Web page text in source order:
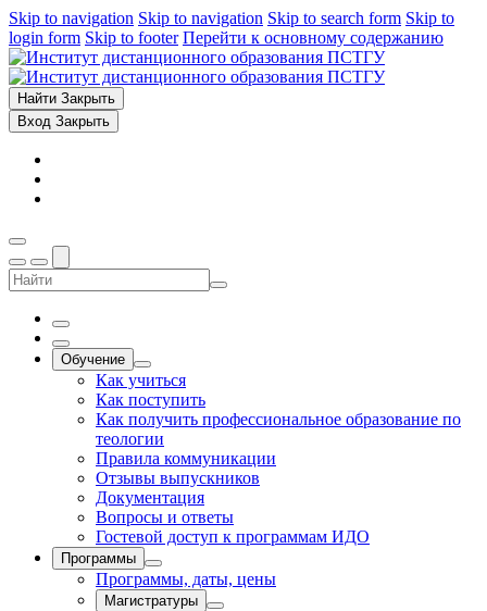
Skip to navigation Skip to navigation Skip to search form Skip to
login form Skip to footer Перейти к основному содержанию
Найти Закрыть
Вход Закрыть
Обучение
Как учиться
Как поступить
Как получить профессиональное образование по
теологии
Правила коммуникации
Отзывы выпускников
Документация
Вопросы и ответы
Гостевой доступ к программам ИДО
Программы
Программы, даты, цены
Магистратуры